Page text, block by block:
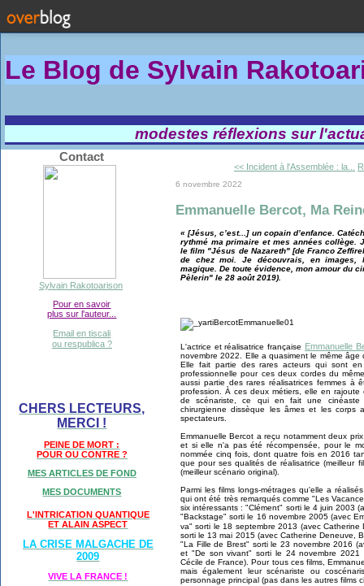
Le Blog de Sylvain Rakotoa
modestes réflexions sur
Contact
Sylvain Rakotoarison
Pour en savoir
plus sur l'auteur...
Email en tiscali
ou respublica ?
CHERS LECTEURS,
MERCI !
PEINE DE MORT :
POUR OU CONTRE ?
MES ARTICLES DE FOND
MES DOCUMENTS
L'INTRICATION QUANTIQUE
ET ALAIN ASPECT
LA CRISE MALGACHE DE
2009
VIVE LA FRANCE !
<< Incident à l'Assemblée : la...
6 novembre 2022
Emmanuelle Bercot, Ma
« [Jésus, c’est...] un copain d’enfance.
rythmé ma primaire et mes années collège.
le film "Jésus de Nazareth" [de Franco
de chez moi. Je découvrais, en images,
magique. De toute évidence, mon amour du
Pèlerin" le 28 août 2019).
L'actrice et réalisatrice française Emmanuelle
novembre 2022. Elle a quasiment le même
Elle fait partie des rares acteurs qui sont
professionnelle pour ces deux cordes du
aussi partie des rares réalisatrices femmes à
profession. À ces deux métiers, elle en
de scénariste, ce qui en fait une cinéaste
chirurgienne dissèque les âmes et les corps
spectateurs.
Emmanuelle Bercot a reçu notamment deux
et si elle n'a pas été récompensée, pour le
nommée cinq fois, dont quatre fois en 2016
que pour ses qualités de réalisatrice (meilleur
(meilleur scénario original).
Parmi les films longs-métrages qu'elle a
qui ont été très remarqués comme "Les
six intéressants : "Clément" sorti le 4 juin 2003
"Backstage" sorti le 16 novembre 2005 (avec
va" sorti le 18 septembre 2013 (avec
sorti le 13 mai 2015 (avec Catherine Deneuve,
"La Fille de Brest" sorti le 23 novembre 2016
et "De son vivant" sorti le 24 novembre 2021
Cécile de France). Pour tous ces films,
mais également leur scénariste ou
personnage principal (pas dans les autres films